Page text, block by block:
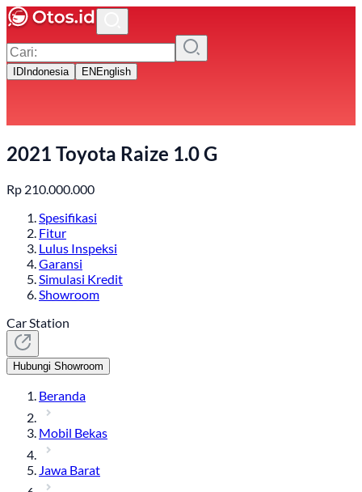
ID Indonesia EN English
2021 Toyota Raize 1.0 G
Rp 210.000.000
Spesifikasi
Fitur
Lulus Inspeksi
Garansi
Simulasi Kredit
Showroom
Car Station
Hubungi Showroom
Beranda
Mobil Bekas
Jawa Barat